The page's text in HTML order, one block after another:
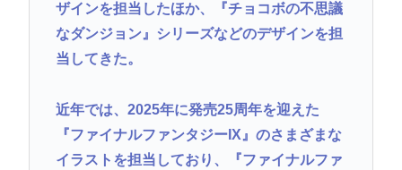
ザインを担当したほか、『チョコボの不思議
なダンジョン』シリーズなどのデザインを担
当してきた。
近年では、2025年に発売25周年を迎えた
『ファイナルファンタジーIX』のさまざまな
イラストを担当しており、『ファイナルファ